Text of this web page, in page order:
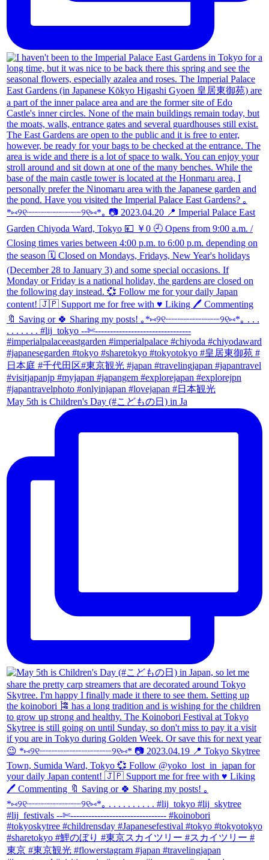
May 5th is Children's Day (#こどもの日) in Ja